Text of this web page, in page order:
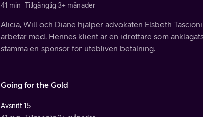
41 min Tillgänglig 3+ månader
Alicia, Will och Diane hjälper advokaten Elsbeth
arbetar med. Hennes klient är en idrottare som
stämma en sponsor för utebliven betalning.
Going for the Gold
Avsnitt 15